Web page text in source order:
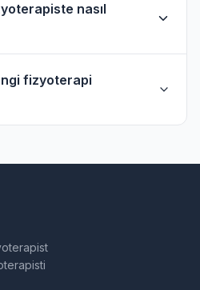
filtresini kullanarak
nasıl
WhatsApp ile
fizyoterapi